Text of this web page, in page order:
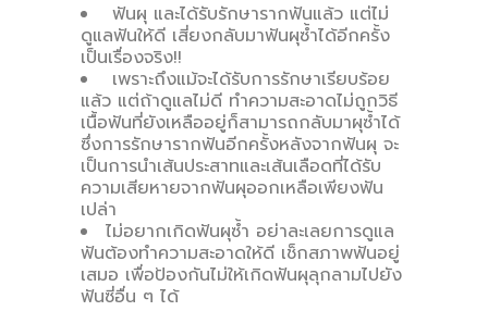
ฟันผุ และได้รับรักษารากฟันแล้ว แต่ไม่
ดูแลฟันให้ดี เสี่ยงกลับมาฟันผุซ้ำได้อีกครั้ง
เป็นเรื่องจริง!!
เพราะถึงแม้จะได้รับการรักษาเรียบร้อย
แล้ว แต่ถ้าดูแลไม่ดี ทำความสะอาดไม่ถูกวิธี
เนื้อฟันที่ยังเหลืออยู่ก็สามารถกลับมาผุซ้ำได้
ซึ่งการรักษารากฟันอีกครั้งหลังจากฟันผุ จะ
เป็นการนำเส้นประสาทและเส้นเลือดที่ได้รับ
ความเสียหายจากฟันผุออกเหลือเพียงฟัน
เปล่า
ไม่อยากเกิดฟันผุซ้ำ อย่าละเลยการดูแล
ฟันต้องทำความสะอาดให้ดี เช็กสภาพฟันอยู่
เสมอ เพื่อป้องกันไม่ให้เกิดฟันผุลุกลามไปยัง
ฟันซี่อื่น ๆ ได้